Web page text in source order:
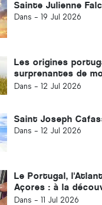
Sainte Julienne
Dans - 19 Jul 2026
Les origines
surprenantes de
ne connaissiez pas
Dans - 12 Jul 2026
Saint Joseph
Dans - 12 Jul 2026
Le Portugal,
Açores : à la
civilisations
Dans - 11 Jul 2026